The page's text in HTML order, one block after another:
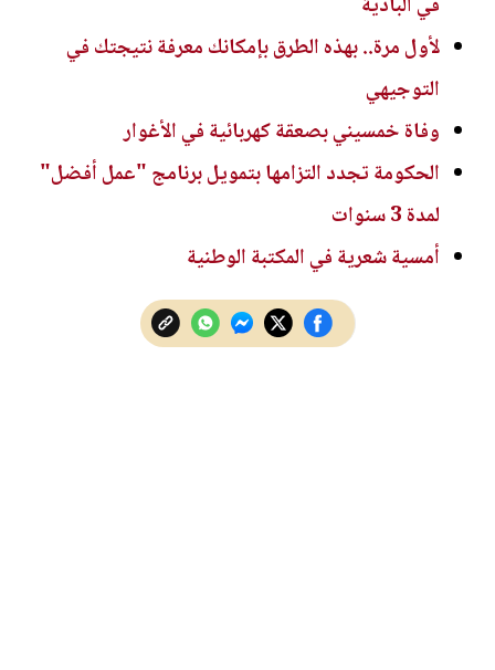
لأول مرة.. بهذه الطرق بإمكانك معرفة نتيجتك في
التوجيهي
وفاة خمسيني بصعقة كهربائية في الأغوار
الحكومة تجدد التزامها بتمويل برنامج "عمل أفضل"
لمدة 3 سنوات
أمسية شعرية في المكتبة الوطنية